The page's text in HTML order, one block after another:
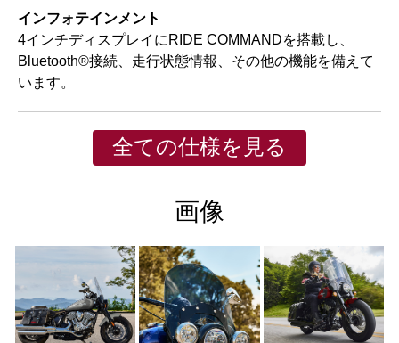
インフォテインメント
4インチディスプレイにRIDE COMMANDを搭載し、
Bluetooth®接続、走行状態情報、その他の機能を備えて
います。
全ての仕様を見る
画像